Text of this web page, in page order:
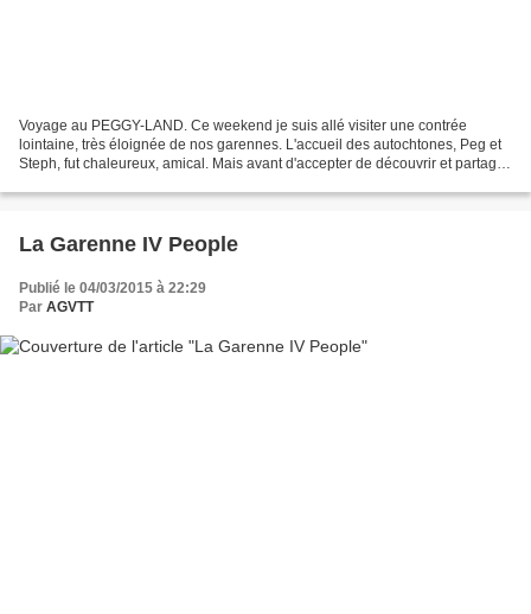
Voyage au PEGGY-LAND. Ce weekend je suis allé visiter une contrée
lointaine, très éloignée de nos garennes. L'accueil des autochtones, Peg et
Steph, fut chaleureux, amical. Mais avant d'accepter de découvrir et partager
La Garenne IV People
Publié le 04/03/2015 à 22:29
Par AGVTT